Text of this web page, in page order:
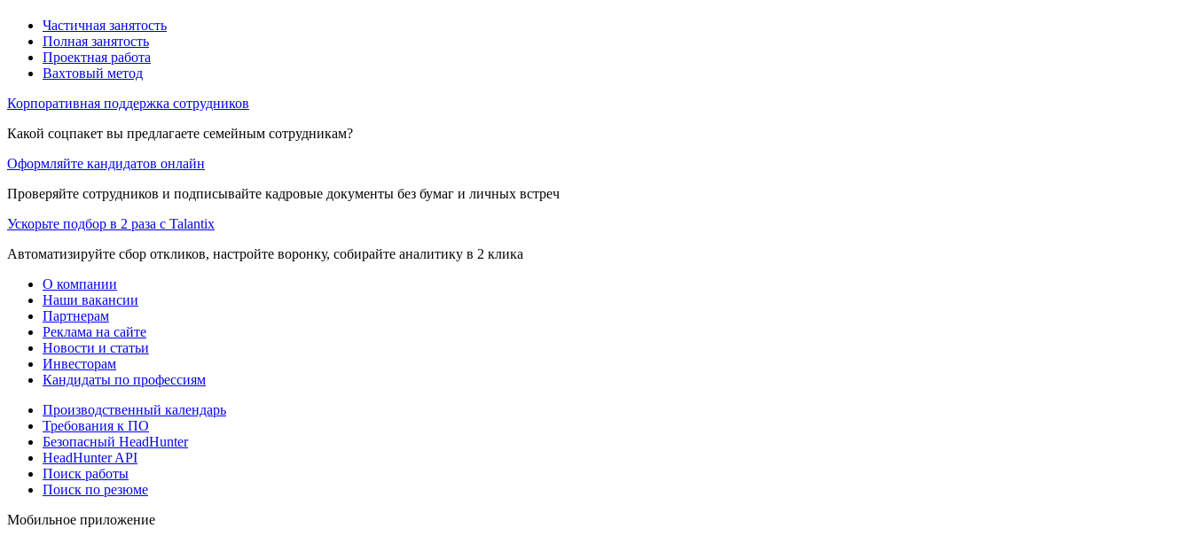
Частичная занятость
Полная занятость
Проектная работа
Вахтовый метод
Корпоративная поддержка сотрудников
Какой соцпакет вы предлагаете семейным сотрудникам?
Оформляйте кандидатов онлайн
Проверяйте сотрудников и подписывайте кадровые документы без бумаг и личных встреч
Ускорьте подбор в 2 раза с Talantix
Автоматизируйте сбор откликов, настройте воронку, собирайте аналитику в 2 клика
О компании
Наши вакансии
Партнерам
Реклама на сайте
Новости и статьи
Инвесторам
Кандидаты по профессиям
Производственный календарь
Требования к ПО
Безопасный HeadHunter
HeadHunter API
Поиск работы
Поиск по резюме
Мобильное приложение